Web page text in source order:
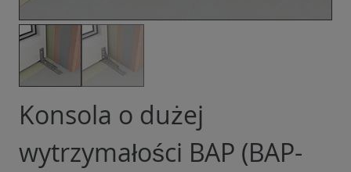
Konsola o dużej
wytrzymałości BAP (BAP-